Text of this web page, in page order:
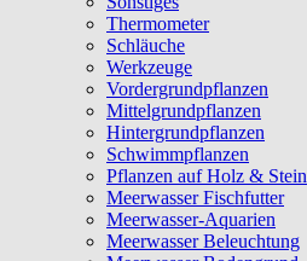
Thermometer
Schläuche
Werkzeuge
Vordergrundpflanzen
Mittelgrundpflanzen
Hintergrundpflanzen
Schwimmpflanzen
Pflanzen auf Holz & Stein
Meerwasser Fischfutter
Meerwasser-Aquarien
Meerwasser Beleuchtung